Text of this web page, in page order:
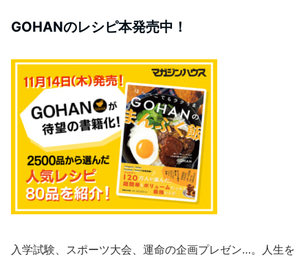
GOHANのレシピ本発売中！
入学試験、スポーツ大会、運命の企画プレゼン…。人生を